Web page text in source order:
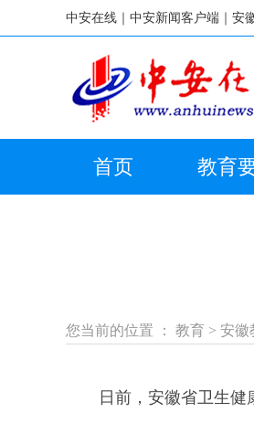
中安在线｜ 中安新闻客户端｜ 安
首页 教育
您当前的位置 ： 教育 > 安徽
日前，安徽省卫生健康